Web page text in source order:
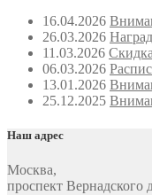
16.04.2026
26.03.2026
11.03.2026
06.03.2026
13.01.2026
25.12.2025
Наш адрес
Москва,
проспект Вернадского